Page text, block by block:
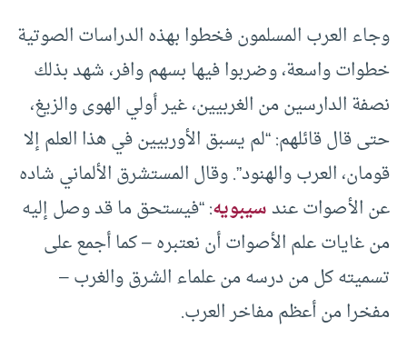
وجاء العرب المسلمون فخطوا بهذه الدراسات الصوتية
خطوات واسعة، وضربوا فيها بسهم وافر، شهد بذلك
نصفة الدارسين من الغربيين، غير أولي الهوى والزيغ،
حتى قال قائلهم: “لم يسبق الأوربيين في هذا العلم إلا
قومان، العرب والهنود”. وقال المستشرق الألماني شاده
عن الأصوات عندسيبويه: “فيستحق ما قد وصل إليه
من غايات علم الأصوات أن نعتبره – كما أجمع على
تسميته كل من درسه من علماء الشرق والغرب –
مفخرا من أعظم مفاخر العرب.